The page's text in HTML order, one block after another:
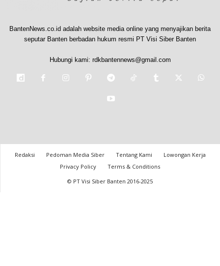
BantenNews.co.id adalah website media online yang menyajikan berita
seputar Banten berbadan hukum resmi PT Visi Siber Banten
Hubungi kami: rdkbantennews@gmail.com
Redaksi Pedoman Media Siber Tentang Kami
Lowongan Kerja
Privacy Policy
Terms & Conditions
© PT Visi Siber Banten 2016-2025